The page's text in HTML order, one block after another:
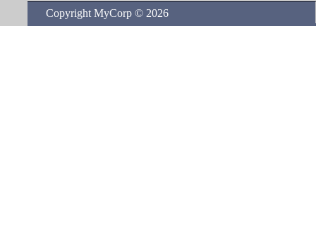
Copyright MyCorp © 2026